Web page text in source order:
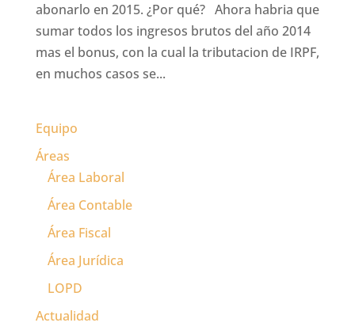
abonarlo en 2015. ¿Por qué? Ahora habria que
sumar todos los ingresos brutos del año 2014
mas el bonus, con la cual la tributacion de IRPF,
en muchos casos se...
Equipo
Áreas
Área Laboral
Área Contable
Área Fiscal
Área Jurídica
LOPD
Actualidad